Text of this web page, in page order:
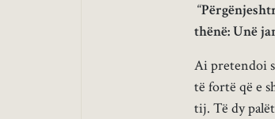
“
thënë: Unë
Ai pretendoi
të fortë që e
tij. Të dy